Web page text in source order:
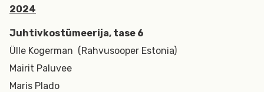
2024
Juhtivkostümeerija, tase 6
Ülle Kogerman (Rahvusooper Estonia)
Mairit Paluvee
Maris Plado